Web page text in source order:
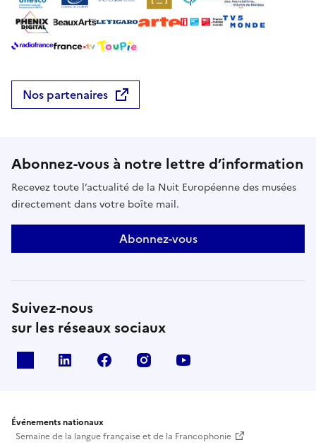
Nos partenaires
Abonnez-vous à notre lettre d’information
Recevez toute l’actualité de la Nuit Européenne des musées
directement dans votre boîte mail.
Abonnez-vous
Suivez-nous
sur les réseaux sociaux
Linkedin Facebook Instagram
Événements nationaux
Semaine de la langue française et de la Francophonie